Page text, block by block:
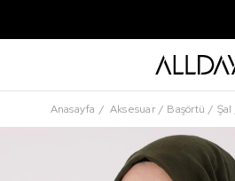
Anasayfa Aksesuar Başörtü Şal